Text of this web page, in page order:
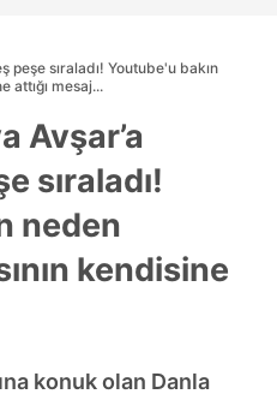
peşe sıraladı! Youtube'u bakın
attığı mesaj...
Avşar’a
sıraladı!
neden
kendisine
konuk olan Danla